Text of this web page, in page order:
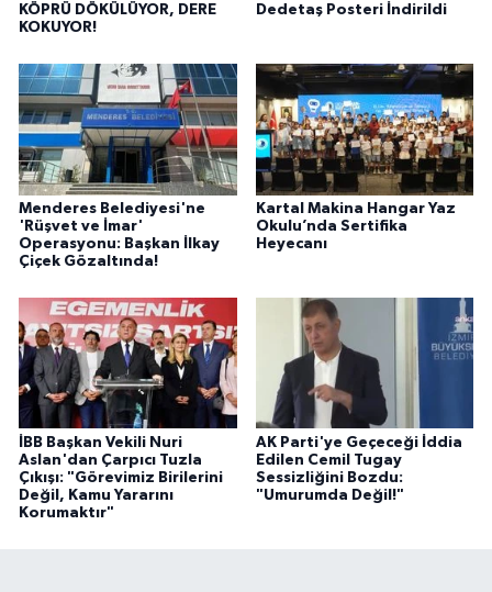
KÖPRÜ DÖKÜLÜYOR, DERE
KOKUYOR!
Dedetaş Posteri İndirildi
Menderes Belediyesi'ne
'Rüşvet ve İmar'
Operasyonu: Başkan İlkay
Çiçek Gözaltında!
Kartal Makina Hangar Yaz
Okulu’nda Sertifika
Heyecanı
İBB Başkan Vekili Nuri
Aslan'dan Çarpıcı Tuzla
Çıkışı: "Görevimiz Birilerini
Değil, Kamu Yararını
Korumaktır"
AK Parti'ye Geçeceği İddia
Edilen Cemil Tugay
Sessizliğini Bozdu:
"Umurumda Değil!"